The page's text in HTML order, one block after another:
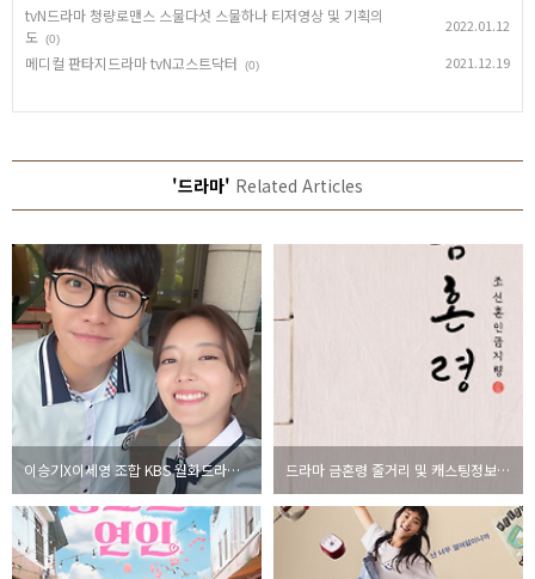
tvN드라마 청량로맨스 스물다섯 스물하나 티저영상 및 기획의
도 (0)
2022.01.12
메디컬 판타지드라마 tvN고스트닥터 (0) 2021.12.19
'드라마' Related Articles
이승기X이세영 조합 KBS 월화드라마 법대로 사랑하라 드라마 금혼령 줄거리 및 캐스팅정보(박주현, 김영대, 김우석, 김민주, 기리보이?)